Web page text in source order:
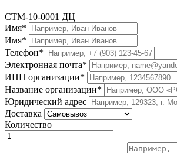
СТМ-10-0001 ДЦ
Имя*
Имя*
Телефон*
Электронная почта*
ИНН организации*
Название организации*
Юридический адрес
Доставка
Количество